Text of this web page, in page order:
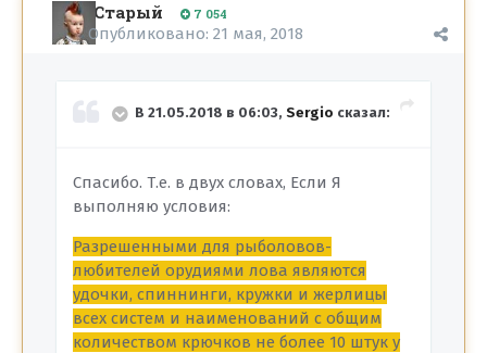
Старый 7 054
Опубликовано: 21 мая, 2018
В 21.05.2018 в 06:03, Sergio сказал:
Спасибо. Т.е. в двух словах, Если Я
выполняю условия:
Разрешенными для рыболовов-
любителей орудиями лова являются
удочки, спиннинги, кружки и жерлицы
всех систем и наименований с общим
количеством крючков не более 10 штук у